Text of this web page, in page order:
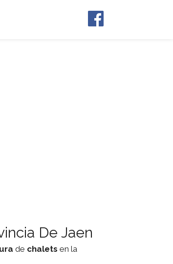
De Jaen
de chalets en la